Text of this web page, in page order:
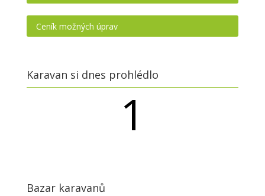
Ceník možných úprav
Karavan si dnes prohlédlo
1
Bazar karavanů